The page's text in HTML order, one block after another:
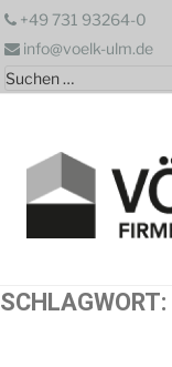
Zum
springen
+49 731 93264-0
info@voelk-ulm.de
Suchen
nach:
SCHLAGWORT: